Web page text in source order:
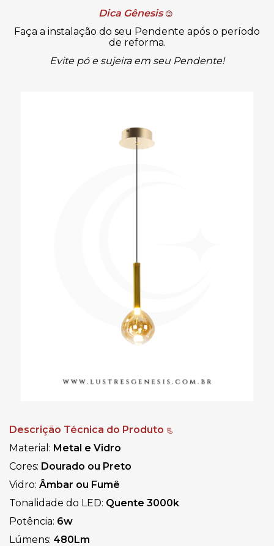
Dica Gênesis 😉
Faça a instalação do seu Pendente após o período
de reforma.
Evite pó e sujeira em seu Pendente!
Descrição Técnica do Produto 📃
Material: Metal e Vidro
Cores: Dourado ou Preto
Vidro: Âmbar ou Fumê
Tonalidade do LED: Quente 3000k
Potência: 6w
Lúmens: 480Lm